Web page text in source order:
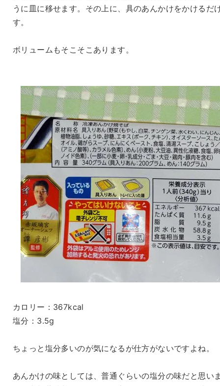
うに皿に移せます。その上に、具のあんかけをかけるだ
す。
ボリュームもそこそこあります。
カロリー：367kcal
塩分：3.5g
ちょっと塩分多いのが気になるが仕方がないですよね。
あんかけの味としては、普通ぐらいの塩分の味だと思い